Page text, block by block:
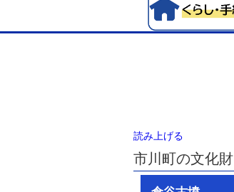
読み上げる
市川町の文化財